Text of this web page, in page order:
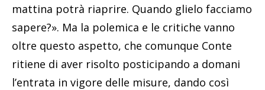
mattina potrà riaprire. Quando glielo facciamo
sapere?». Ma la polemica e le critiche vanno
oltre questo aspetto, che comunque Conte
ritiene di aver risolto posticipando a domani
l’entrata in vigore delle misure, dando così